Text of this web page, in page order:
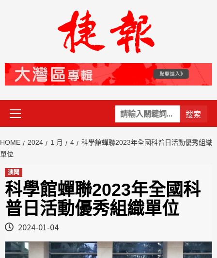
關
鍵
Primary
Menu
HOME 2024 1 月 4
科學館蟬聯2023年全國科普日活動優秀組織
單位
澳聞
科學館蟬聯2023年全國科
普日活動優秀組織單位
2024-01-04